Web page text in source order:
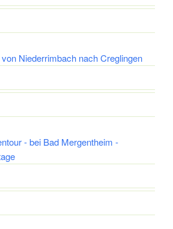
Niederrimbach nach Creglingen
- bei Bad Mergentheim -